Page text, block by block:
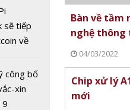
sẽ tiếp
về
công bố
xin
Bàn về tầm
nghệ thông
04/03/2022
Chip xử lý
mới